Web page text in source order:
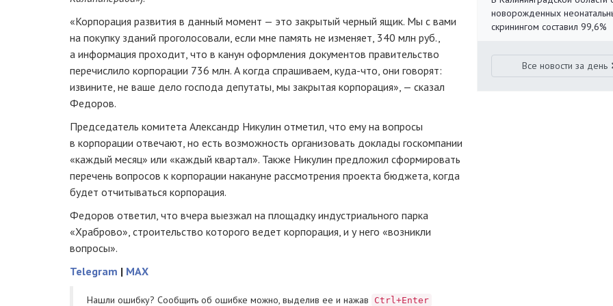
«Корпорация развития в данный момент — это закрытый черный ящик. Мы с вами
на покупку зданий проголосовали, если мне память не изменяет, 340 млн руб.,
а информация проходит, что в канун оформления документов правительство
перечислило корпорации 736 млн. А когда спрашиваем, куда-что, они говорят:
извините, не ваше дело господа депутаты, мы закрытая корпорация», — сказал
Федоров.
Председатель комитета Александр Никулин отметил, что ему на вопросы
в корпорации отвечают, но есть возможность организовать доклады госкомпании
«каждый месяц» или «каждый квартал». Также Никулин предложил сформировать
перечень вопросов к корпорации накануне рассмотрения проекта бюджета, когда
будет отчитываться корпорация.
Федоров ответил, что вчера выезжал на площадку индустриального парка
«Храброво», строительство которого ведет корпорация, и у него «возникли
вопросы».
Telegram | MAX
Нашли ошибку? Cообщить об ошибке можно, выделив ее и нажав Ctrl+Enter
новорожденных
скринингом составил 99,6%
Все новости за день